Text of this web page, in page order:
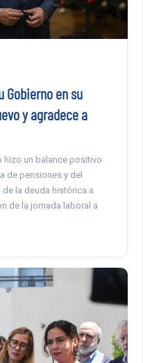
Gobierno en su
y agradece a
hizo un balance positivo
de pensiones y del
la deuda histórica a
de la jornada laboral a